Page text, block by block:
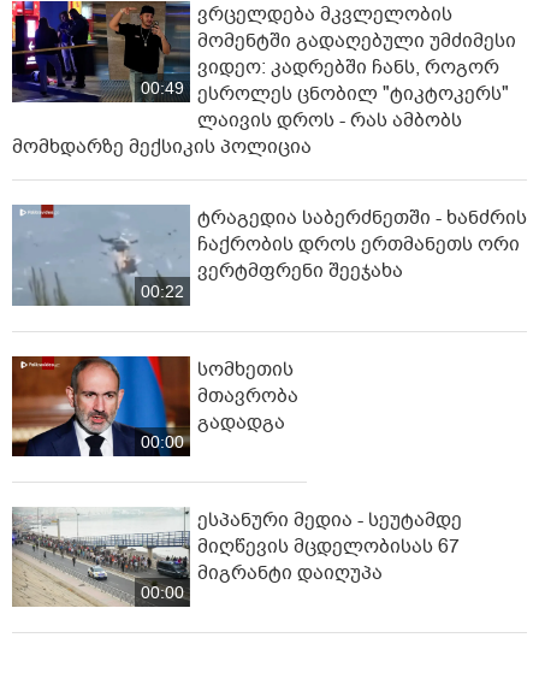
00:49
ვრცელდება მკვლელობის
მომენტში გადაღებული უმძიმესი
ვიდეო: კადრებში ჩანს, როგორ
ესროლეს ცნობილ "ტიკტოკერს"
ლაივის დროს - რას ამბობს
მომხდარზე მექსიკის პოლიცია
00:22
ტრაგედია საბერძნეთში - ხანძრის
ჩაქრობის დროს ერთმანეთს ორი
ვერტმფრენი შეეჯახა
00:00
სომხეთის
მთავრობა
გადადგა
00:00
ესპანური მედია - სეუტამდე
მიღწევის მცდელობისას 67
მიგრანტი დაიღუპა